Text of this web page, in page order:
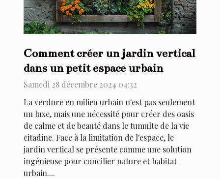
Comment créer un jardin vertical
dans un petit espace urbain
Samedi 28 décembre 2024 04:32
La verdure en milieu urbain n'est pas seulement
un luxe, mais une nécessité pour créer des oasis
de calme et de beauté dans le tumulte de la vie
citadine. Face à la limitation de l'espace, le
jardin vertical se présente comme une solution
ingénieuse pour concilier nature et habitat
urbain....